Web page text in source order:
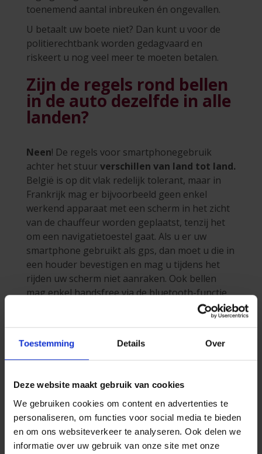
Toestemming Details Over
Deze website maakt gebruik van cookies
We gebruiken cookies om content en advertenties te
personaliseren, om functies voor social media te bieden
en om ons websiteverkeer te analyseren. Ook delen we
informatie over uw gebruik van onze site met onze
toenemend aantal inbreuken én ongevallen.
U betaalt uw boete niet? Dan kunt u voor de
politierechtbank worden gedagvaard en
riskeert u nog veel meer te moeten betalen.
Zijn de regels rond bellen
in de auto dezelfde in alle
landen?
Neen! De regels voor smartphonegebruik
achter het stuurverschillen van land tot land.
België is op dit vlak redelijk tolerant, maar in
Frankrijk mag er bijvoorbeeld geen enkel
werkend apparaat met een scherm in het zicht
van de chauffeur worden geplaatst, tenzij het
om een navigatietoestel gaat. Als u er uw
smartphone gebruikt als gps, dan moet u die in
een houder bevestigen en mag u tijdens het
rijden uw scherm niet aanraken. Ook bellen
mag enkel handsfree via de bluetooth-functie
van uw auto of een carkit en het gebruik van
én de inbeslagname van zijn gsm of ander
toestel.
Tip: een autorit buiten de landsgrenzen?
Vermijd gepeperde boetes en check op
voorhand de lokale regels voor
smartphonegebruik achter het stuur.